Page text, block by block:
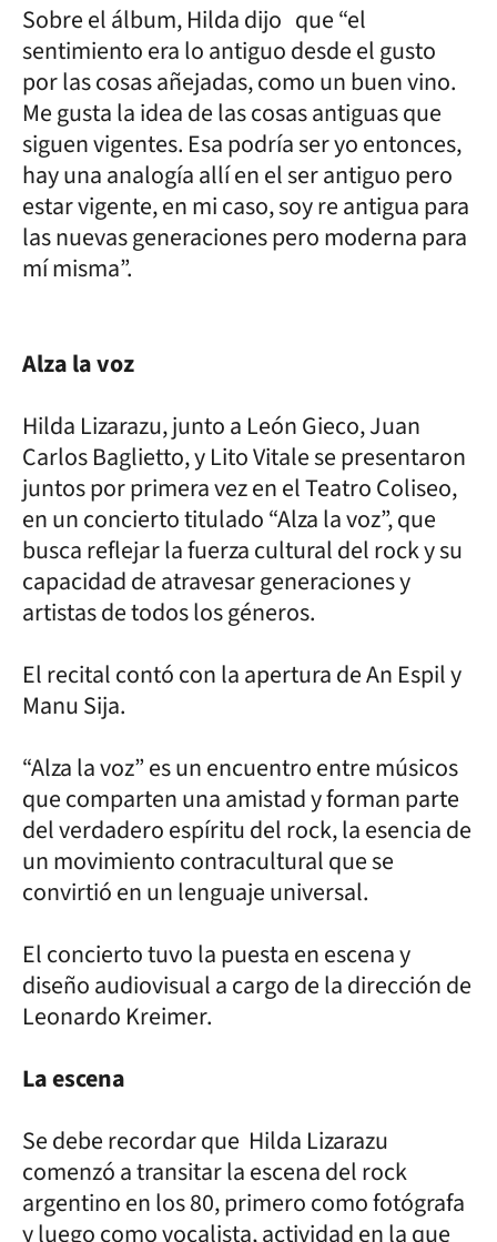
Sobre el álbum, Hilda dijo que “el
sentimiento era lo antiguo desde el gusto
por las cosas añejadas, como un buen vino.
Me gusta la idea de las cosas antiguas que
siguen vigentes. Esa podría ser yo entonces,
hay una analogía allí en el ser antiguo pero
estar vigente, en mi caso, soy re antigua para
las nuevas generaciones pero moderna para
mí misma”.
Alza la voz
Hilda Lizarazu, junto a León Gieco, Juan
Carlos Baglietto, y Lito Vitale se presentaron
juntos por primera vez en el Teatro Coliseo,
en un concierto titulado “Alza la voz”, que
busca reflejar la fuerza cultural del rock y su
capacidad de atravesar generaciones y
artistas de todos los géneros.
El recital contó con la apertura de An Espil y
Manu Sija.
“Alza la voz” es un encuentro entre músicos
que comparten una amistad y forman parte
del verdadero espíritu del rock, la esencia de
un movimiento contracultural que se
convirtió en un lenguaje universal.
El concierto tuvo la puesta en escena y
diseño audiovisual a cargo de la dirección de
Leonardo Kreimer.
La escena
Se debe recordar que Hilda Lizarazu
comenzó a transitar la escena del rock
argentino en los 80, primero como fotógrafa
y luego como vocalista, actividad en la que